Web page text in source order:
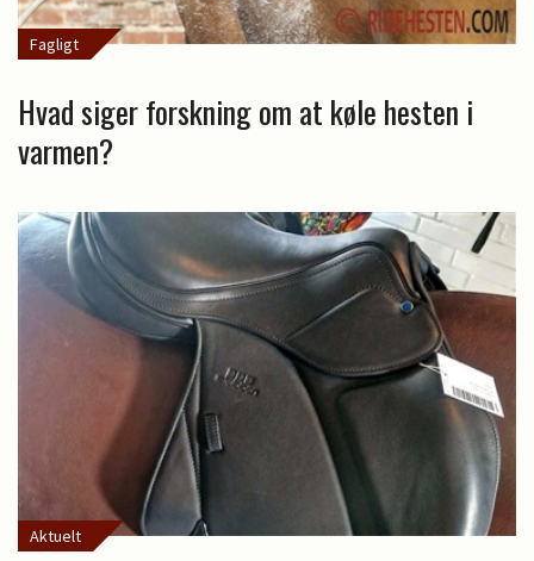
Fagligt
Hvad siger forskning om at køle hesten i
varmen?
Aktuelt